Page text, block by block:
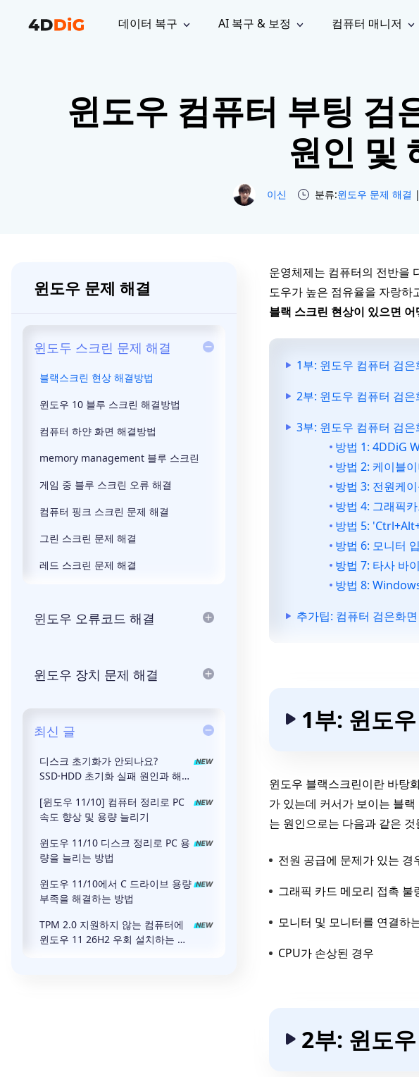
데이터 복구
윈도우에서 삭제된 파일 복구
프로 무료
WhatsApp 데이터 복구
AI 복구 & 보정
동영상
복구
오디오
복구
컴퓨터 매니저
Partition Manager
Windows용 간편 디스크 관리
Duplicate File Deleter
AI
중복 파일 검색 및 삭제
Tenorshare Cleamio 브랜드 리
Mac 최적화 및 정밀 클린
Mac Boot Genius
지원 센터
가이드, 라이선스, 문의
사용자 가이드
사용자 가이드 센터
사용 방법 가이드
모든 팁 & 해결 방법
윈도우 컴퓨터 부팅 검
원인 및
이신 분류:윈도우 문제 해결
윈도우 문제 해결
윈도두 스크린 문제 해결
블랙스크린 현상 해결방법
윈도우 10 블루 스크린 해결방법
컴퓨터 하얀 화면 해결방법
memory management 블루 스크린
게임 중 블루 스크린 오류 해결
컴퓨터 핑크 스크린 문제 해결
그린 스크린 문제 해결
레드 스크린 문제 해결
윈도우 오류코드 해결
윈도우 장치 문제 해결
최신 글
디스크 초기화가 안되나요?
SSD·HDD 초기화 실패 원인과 해결
[윈도우 11/10] 컴퓨터 정리로 PC
속도 향상 및 용량 늘리기
윈도우 11/10 디스크 정리로 PC 용
량을 늘리는 방법
윈도우 11/10에서 C 드라이브 용량
부족을 해결하는 방법
TPM 2.0 지원하지 않는 컴퓨터에
윈도우 11 26H2 우회 설치하는 방
운영체제는 컴퓨터의 전반을
도우가 높은 점유율을 자랑하
블랙 스크린 현상이 있으면 어
1부: 윈도우 컴퓨터 검
2부: 윈도우 컴퓨터 검
3부: 윈도우 컴퓨터 검
방법 1: 4DDiG
방법 2: 케이블
방법 3: 전원케
방법 4: 그래픽
방법 5:
방법 6: 모니터
방법 7: 타사 바
방법 8:
추가팁: 컴퓨터 검은화
1부: 윈도
윈도우 블랙스크린이란 바탕
가 있는데 커서가 보이는 블
는 원인으로는 다음과 같은
전원 공급에 문제가 있는 경
그래픽 카드 메모리 접촉 불
모니터 및 모니터를 연결하
CPU가 손상된 경우
2부: 윈도